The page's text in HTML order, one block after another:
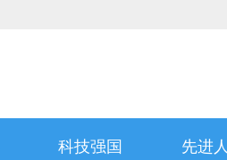
科技强国 先进